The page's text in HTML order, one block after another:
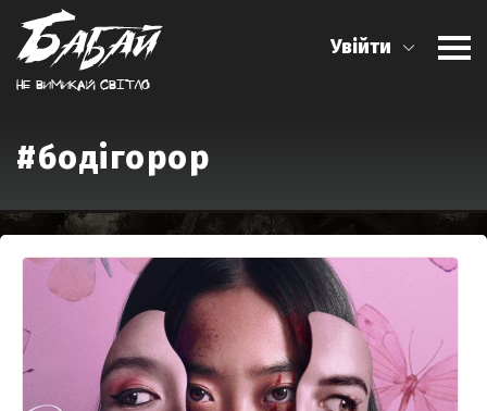
Не вимикай свiтло
Увійти
#бодігорор